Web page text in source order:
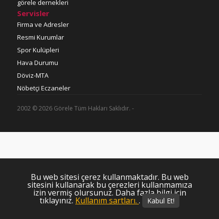
görele dernekleri
Servisler
Firma ve Adresler
Resmi Kurumlar
Spor Kulüpleri
Hava Durumu
Döviz-MTA
Nöbetçi Eczaneler
2002 © 2026 Görele Tüm Hakları Saklıdır. -
Bu web sitesi çerez kullanmaktadır. Bu web
sitesini kullanarak bu çerezleri kullanmamıza
izin vermiş olursunuz. Daha fazla bilgi için
tıklayınız. Kullanım sartları. . Kabul Et!